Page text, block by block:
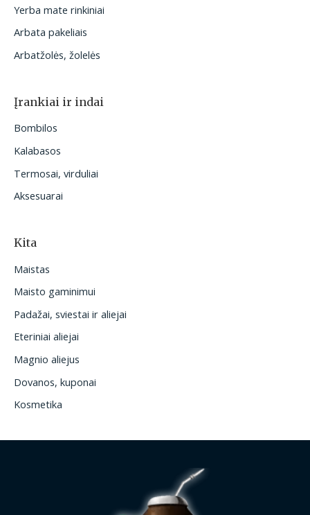
Yerba mate rinkiniai
Arbata pakeliais
Arbatžolės, žolelės
Įrankiai ir indai
Bombilos
Kalabasos
Termosai, virduliai
Aksesuarai
Kita
Maistas
Maisto gaminimui
Padažai, sviestai ir aliejai
Eteriniai aliejai
Magnio aliejus
Dovanos, kuponai
Kosmetika